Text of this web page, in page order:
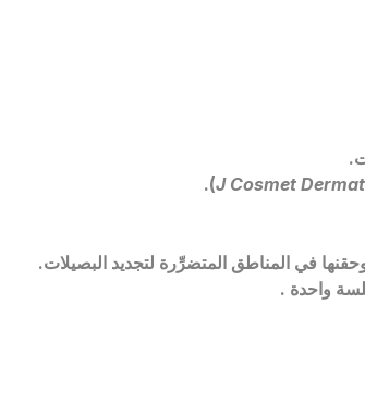
.
J Cosmet
في المناطق المتضرِّرة لتجديد البصيلات.
واحدة .